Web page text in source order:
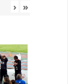
› »